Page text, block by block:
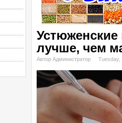
лучше, чем
Автор Администратор Tuesday,